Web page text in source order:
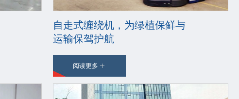
自走式缠绕机，为绿植保鲜与
运输保驾护航
阅读更多